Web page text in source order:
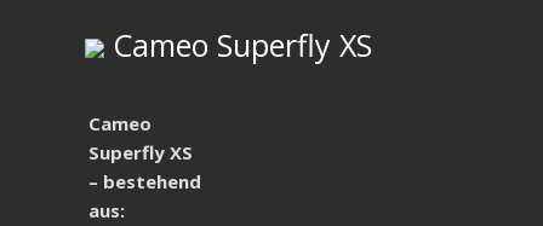
Cameo Superfly XS
Cameo
Superfly XS
– bestehend
aus: